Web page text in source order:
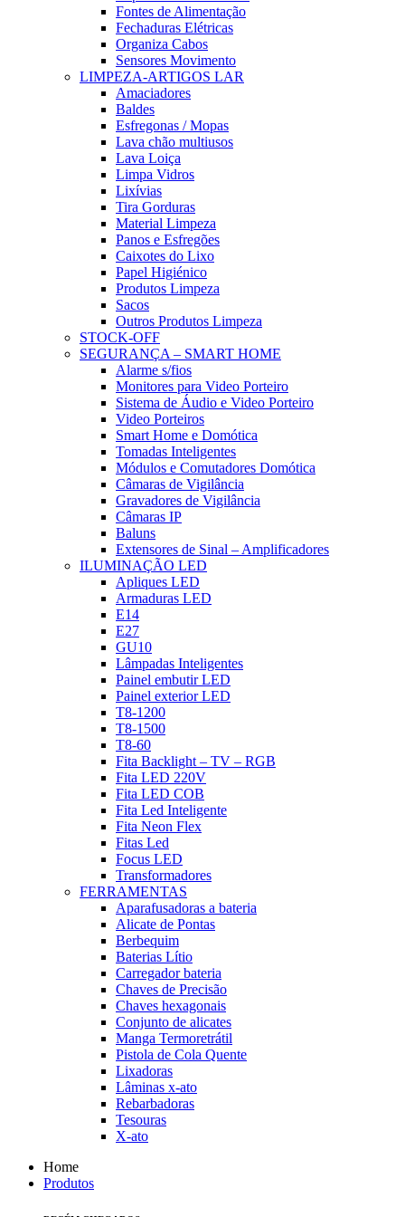
Fontes de Alimentação
Fechaduras Elétricas
Organiza Cabos
Sensores Movimento
LIMPEZA-ARTIGOS LAR
Amaciadores
Baldes
Esfregonas / Mopas
Lava chão multiusos
Lava Loiça
Limpa Vidros
Lixívias
Tira Gorduras
Material Limpeza
Panos e Esfregões
Caixotes do Lixo
Papel Higiénico
Produtos Limpeza
Sacos
Outros Produtos Limpeza
STOCK-OFF
SEGURANÇA – SMART HOME
Alarme s/fios
Monitores para Video Porteiro
Sistema de Áudio e Video Porteiro
Video Porteiros
Smart Home e Domótica
Tomadas Inteligentes
Módulos e Comutadores Domótica
Câmaras de Vigilância
Gravadores de Vigilância
Câmaras IP
Baluns
Extensores de Sinal – Amplificadores
ILUMINAÇÃO LED
Apliques LED
Armaduras LED
E14
E27
GU10
Lâmpadas Inteligentes
Painel embutir LED
Painel exterior LED
T8-1200
T8-1500
T8-60
Fita Backlight – TV – RGB
Fita LED 220V
Fita LED COB
Fita Led Inteligente
Fita Neon Flex
Fitas Led
Focus LED
Transformadores
FERRAMENTAS
Aparafusadoras a bateria
Alicate de Pontas
Berbequim
Baterias Lítio
Carregador bateria
Chaves de Precisão
Chaves hexagonais
Conjunto de alicates
Manga Termoretrátil
Pistola de Cola Quente
Lixadoras
Lâminas x-ato
Rebarbadoras
Tesouras
X-ato
Home
Produtos